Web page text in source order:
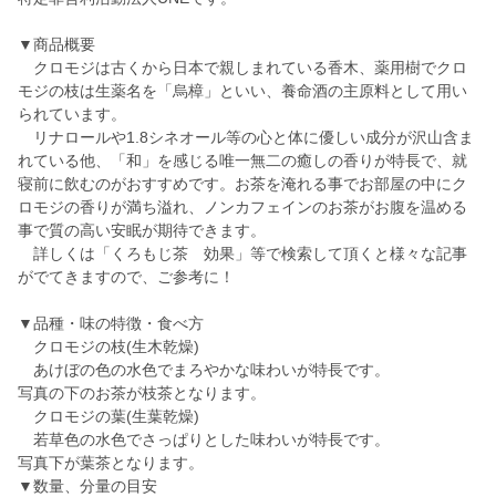
▼商品概要
クロモジは古くから日本で親しまれている香木、薬用樹でクロ
モジの枝は生薬名を「烏樟」といい、養命酒の主原料として用い
られています。
リナロールや1.8シネオール等の心と体に優しい成分が沢山含ま
れている他、「和」を感じる唯一無二の癒しの香りが特長で、就
寝前に飲むのがおすすめです。お茶を淹れる事でお部屋の中にク
ロモジの香りが満ち溢れ、ノンカフェインのお茶がお腹を温める
事で質の高い安眠が期待できます。
詳しくは「くろもじ茶 効果」等で検索して頂くと様々な記事
がでてきますので、ご参考に！
▼品種・味の特徴・食べ方
クロモジの枝(生木乾燥)
あけぼの色の水色でまろやかな味わいが特長です。
写真の下のお茶が枝茶となります。
クロモジの葉(生葉乾燥)
若草色の水色でさっぱりとした味わいが特長です。
写真下が葉茶となります。
▼数量、分量の目安